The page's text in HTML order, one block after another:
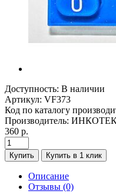
Доступность: В наличии
Артикул: VF373
Код по каталогу
Производитель:
360 р.
Купить Купить в 1 клик
Описание
Отзывы (0)